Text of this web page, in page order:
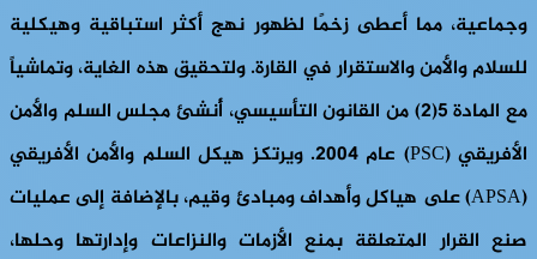
وجماعية، مما أعطى زخمًا لظهور نهج أكثر استباقية وهيكلية
للسلام والأمن والاستقرار في القارة. ولتحقيق هذه الغاية، وتماشياً
مع المادة 5(2) من القانون التأسيسي، أُنشئ مجلس السلم والأمن
الأفريقي (PSC) عام 2004. ويرتكز هيكل السلم والأمن الأفريقي
(APSA) على هياكل وأهداف ومبادئ وقيم، بالإضافة إلى عمليات
صنع القرار المتعلقة بمنع الأزمات والنزاعات وإدارتها وحلها،